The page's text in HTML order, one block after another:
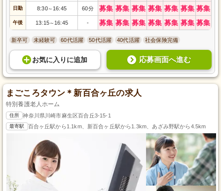
日勤 8:30～ 16:45 60分 募集 募集 募集 募集 募集 募集 募集
午後 13:15～ 16:45 - 募集 募集 募集 募集 募集 募集 募集
新卒可 未経験可 60代活躍 50代活躍 40代活躍 社会保険完備
お気に入り に追加 応募画面へ進む
まごころタウン＊新百合ヶ丘の求人
特別養護老人ホーム
住所 神奈川県川崎市麻生区百合丘3-15-1
最寄駅 百合ヶ丘駅から1.1km、新百合ヶ丘駅から1.3km、あざみ野駅から4.5km